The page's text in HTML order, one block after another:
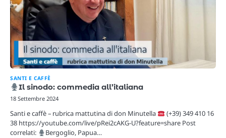
SANTI E CAFFÈ
Il sinodo: commedia all’italiana
18 Settembre 2024
Santi e caffè – rubrica mattutina di don Minutella
(+39) 349 410 16
38 https://youtube.com/live/pRei2cAKG-U?feature=share Post
correlati:
Bergoglio, Papua…